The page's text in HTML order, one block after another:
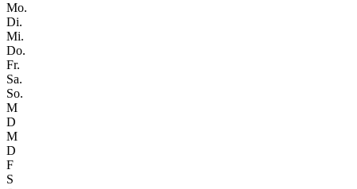
Mo.
Di.
Mi.
Do.
Fr.
Sa.
So.
M
D
M
D
F
S